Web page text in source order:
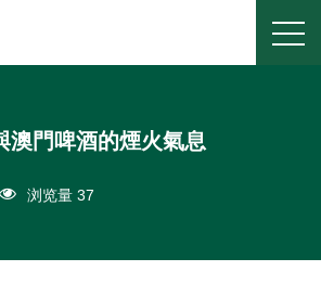
澳門啤酒的煙火氣息
浏览量 37